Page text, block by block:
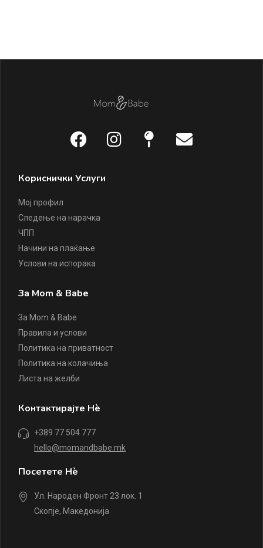
Кориснички Услуги
Мој профил
Следење на нарачка
ЧПП
Начини на плаќање
Услови на испорака
За Mom & Babe
За Mom & Babe
Правила и услови
Политика на приватност
Политика на колачиња
Листа на желби
Контактирајте Нè
+389 77 504 777
hello@momandbabe.mk
Посетете Нè
Ул. Народен Фронт 23 лок. 1
Скопје, Македонија